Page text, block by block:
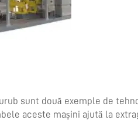
sunt două exemple de
aceste mașini ajută la